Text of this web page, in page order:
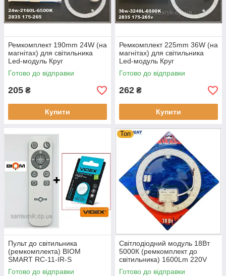
Ремкомплект 190mm 24W (на
магнітах) для світильника
Led-модуль Круг
Готово до відправки
205 ₴
Купити
Ремкомплект 225mm 36W (на
магнітах) для світильника
Led-модуль Круг
Готово до відправки
262 ₴
Купити
Пульт до світильника
(ремкомплекта) BIOM
SMART RC-11-IR-S
Готово до відправки
Топ
Світлодіодний модуль 18Вт
5000К (ремкомплект до
світильника) 1600Lm 220V
165mm (на магнітах)
Готово до відправки